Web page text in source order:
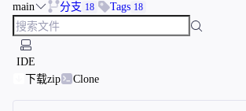
main 分支 18 Tags 18
IDE
下载zip
Clone